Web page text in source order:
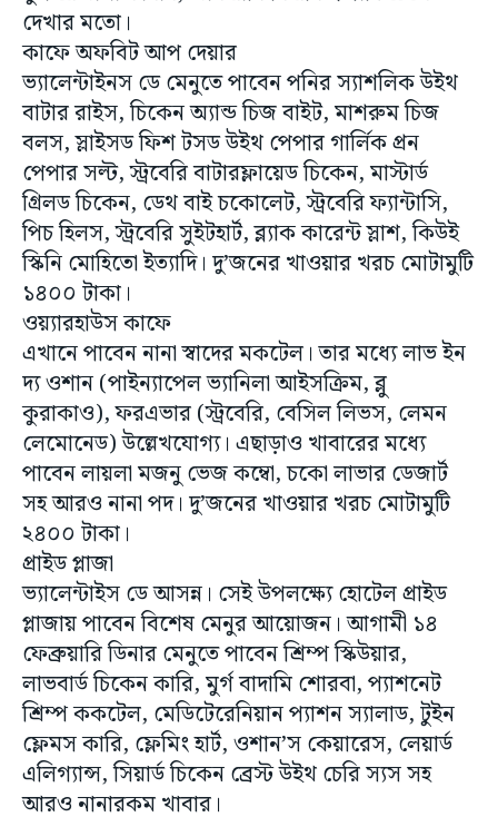
দেখার মতো।
কাফে অফবিট আপ দেয়ার
ভ্যালেন্টাইনস ডে মেনুতে পাবেন পনির স্যাশলিক উইথ
বাটার রাইস, চিকেন অ্যান্ড চিজ বাইট, মাশরুম চিজ
বলস, স্লাইসড ফিশ টসড উইথ পেপার গার্লিক প্রন
পেপার সল্ট, স্ট্রবেরি বাটারফ্লায়েড চিকেন, মাস্টার্ড
গ্রিলড চিকেন, ডেথ বাই চকোলেট, স্ট্রবেরি ফ্যান্টাসি,
পিচ হিলস, স্ট্রবেরি সুইটহার্ট, ব্ল্যাক কারেন্ট স্লাশ, কিউই
স্কিনি মোহিতো ইত্যাদি। দু’জনের খাওয়ার খরচ মোটামুটি
১৪০০ টাকা।
ওয়্যারহাউস কাফে
এখানে পাবেন নানা স্বাদের মকটেল। তার মধ্যে লাভ ইন
দ্য ওশান (পাইন্যাপেল ভ্যানিলা আইসক্রিম, ব্লু
কুরাকাও), ফরএভার (স্ট্রবেরি, বেসিল লিভস, লেমন
লেমোনেড) উল্লেখযোগ্য। এছাড়াও খাবারের মধ্যে
পাবেন লায়লা মজনু ভেজ কম্বো, চকো লাভার ডেজার্ট
সহ আরও নানা পদ। দু’জনের খাওয়ার খরচ মোটামুটি
২৪০০ টাকা।
প্রাইড প্লাজা
ভ্যালেন্টাইস ডে আসন্ন। সেই উপলক্ষ্যে হোটেল প্রাইড
প্লাজায় পাবেন বিশেষ মেনুর আয়োজন। আগামী ১৪
ফেব্রুয়ারি ডিনার মেনুতে পাবেন শ্রিম্প স্কিউয়ার,
লাভবার্ড চিকেন কারি, মুর্গ বাদামি শোরবা, প্যাশনেট
শ্রিম্প ককটেল, মেডিটেরেনিয়ান প্যাশন স্যালাড, টুইন
ফ্লেমস কারি, ফ্লেমিং হার্ট, ওশান’স কেয়ারেস, লেয়ার্ড
এলিগ্যান্স, সিয়ার্ড চিকেন ব্রেস্ট উইথ চেরি স্যস সহ
আরও নানারকম খাবার।